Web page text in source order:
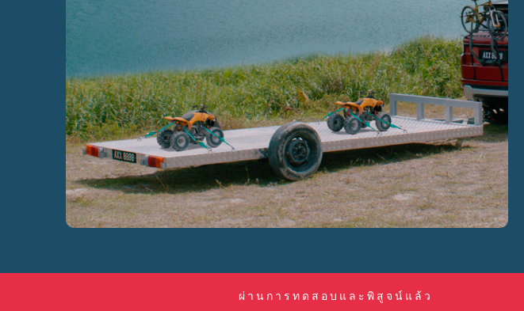
ผ่านการทดสอบและพิสูจน์แล้ว